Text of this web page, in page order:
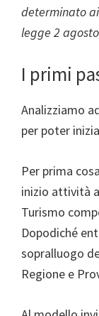
determinato
legge 2
I primi
Analizziamo
per poter
Per prima
inizio attività
Turismo
Dopodiché
sopralluogo
Regione e